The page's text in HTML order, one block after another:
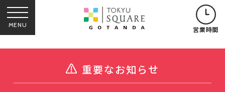
MENU 営業時間
重要なお知らせ